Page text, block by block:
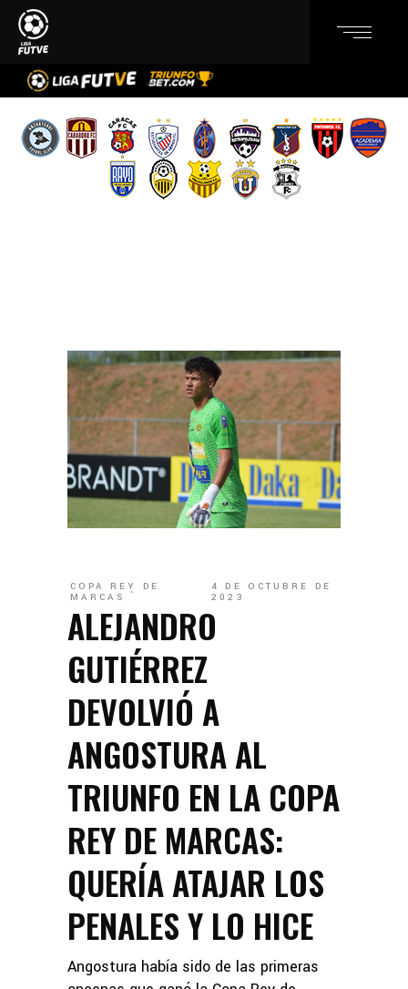
COPA REY DE
MARCAS
4 DE OCTUBRE DE
2023
ALEJANDRO
GUTIÉRREZ
DEVOLVIÓ A
ANGOSTURA AL
TRIUNFO EN LA COPA
REY DE MARCAS:
QUERÍA ATAJAR LOS
PENALES Y LO HICE
Angostura había sido de las primeras